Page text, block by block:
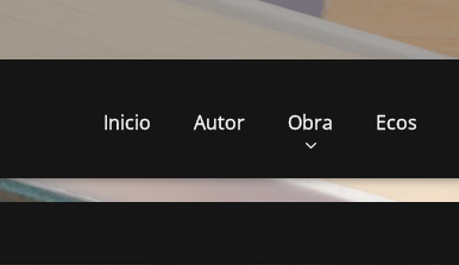
Inicio Autor Obra Ecos